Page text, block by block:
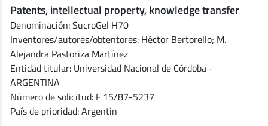
Patents, intellectual property, knowledge transfer
Denominación: SucroGel H70
Inventores/autores/obtentores: Héctor Bertorello; M.
Alejandra Pastoriza Martínez
Entidad titular: Universidad Nacional de Córdoba -
ARGENTINA
Número de solicitud: F 15/87-5237
País de prioridad: Argentin